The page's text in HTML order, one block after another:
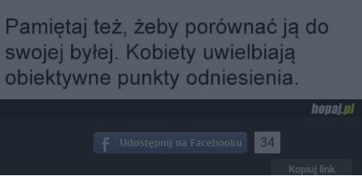
34
Kopiuj link